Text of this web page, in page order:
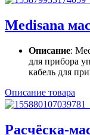
Medisana
Описание:
для прибора
кабель для
Описание товара
Расчёска-